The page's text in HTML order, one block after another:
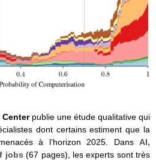
Center publie une étude qualitative qui
dont certains estiment que la
à l’horizon 2025. Dans AI,
jobs (67 pages), les experts sont très